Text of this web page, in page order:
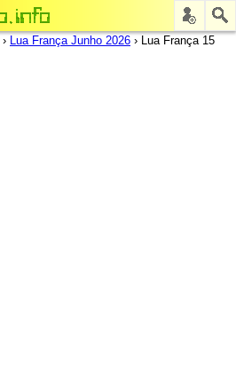
› Lua França Junho 2026 › Lua França 15